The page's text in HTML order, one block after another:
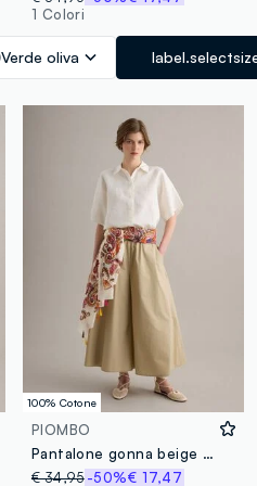
1 Colori
Verde oliva
100% Cotone
PIOMBO
Pantalone gonna beige in puro cotone
€ 34,95 -50%€ 17,47